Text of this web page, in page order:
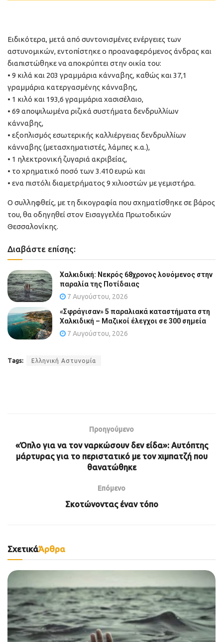
Ειδικότερα, μετά από συντονισμένες ενέργειες των
αστυνομικών, εντοπίστηκε ο προαναφερόμενος άνδρας και
διαπιστώθηκε να αποκρύπτει στην οικία του:
• 9 κιλά και 203 γραμμάρια κάνναβης, καθώς και 37,1
γραμμάρια κατεργασμένης κάνναβης,
• 1 κιλό και 193,6 γραμμάρια χασισέλαιο,
• 69 αποψιλωμένα ριζικά συστήματα δενδρυλλίων
κάνναβης,
• εξοπλισμός εσωτερικής καλλιέργειας δενδρυλλίων
κάνναβης (μετασχηματιστές, λάμπες κ.α.),
• 1 ηλεκτρονική ζυγαριά ακριβείας,
• το χρηματικό ποσό των 3.410 ευρώ και
• ενα πιστόλι διαμετρήματος 9 χιλιοστών με γεμιστήρα.
Ο συλληφθείς, με τη δικογραφία που σχηματίσθηκε σε βάρος
του, θα οδηγηθεί στον Εισαγγελέα Πρωτοδικών
Θεσσαλονίκης.
Διαβάστε επίσης:
Χαλκιδική: Νεκρός 68χρονος λουόμενος στην
παραλία της Ποτίδαιας
7 Αυγούστου, 2026
«Σφράγισαν» 5 παραλιακά καταστήματα στη
Χαλκιδική – Μαζικοί έλεγχοι σε 300 σημεία
7 Αυγούστου, 2026
Tags: Ελληνική Αστυνομία
Προηγούμενο
«Όπλο για να τον ναρκώσουν δεν είδα»: Αυτόπτης
μάρτυρας για το περιστατικό με τον χιμπατζή που
θανατώθηκε
Επόμενο
Σκοτώνοντας έναν τόπο
ΣχετικάΆρθρα